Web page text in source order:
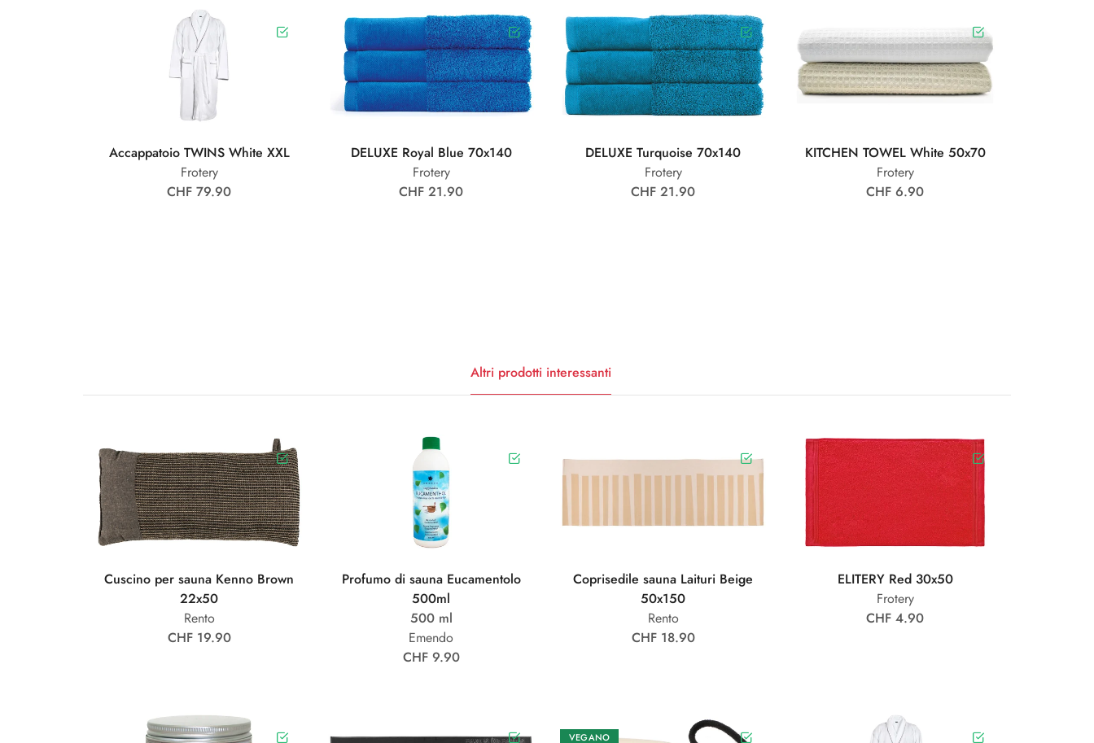
Accappatoio TWINS White XXL
Frotery
CHF 79.90
DELUXE Royal Blue 70x140
Frotery
CHF 21.90
DELUXE Turquoise 70x140
Frotery
CHF 21.90
KITCHEN TOWEL White 50x70
Frotery
CHF 6.90
Altri prodotti interessanti
Cuscino per sauna Kenno Brown
22x50
Rento
CHF 19.90
Profumo di sauna Eucamentolo
500ml
500 ml
Emendo
CHF 9.90
Coprisedile sauna Laituri Beige
50x150
Rento
CHF 18.90
ELITERY Red 30x50
Frotery
CHF 4.90
VEGANO